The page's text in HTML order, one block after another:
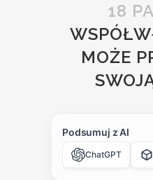
18
MOŻE
Podsumuj z AI
ChatGPT